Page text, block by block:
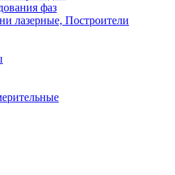
фаз
лазерные, Построители